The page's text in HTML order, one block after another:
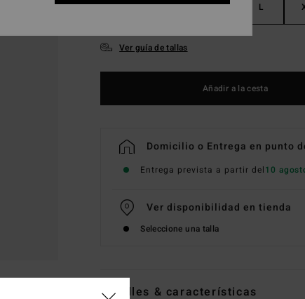
XS S M L
Ver guía de tallas
Añadir a la cesta
Domicilio o Entrega en punto
Entrega prevista a partir del10
Ver disponibilidad en tienda
Seleccione una talla
Detalles & características